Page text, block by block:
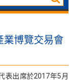
業博覽交易會
表出席於2017年5月